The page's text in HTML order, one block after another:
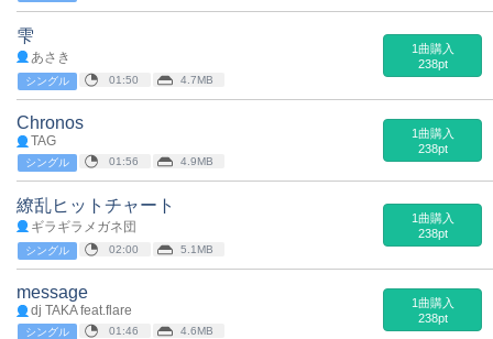
雫
あさき
シングル 01:50 4.7MB
1曲購入
238pt
Chronos
TAG
シングル 01:56 4.9MB
1曲購入
238pt
繚乱ヒットチャート
ギラギラメガネ団
シングル 02:00 5.1MB
1曲購入
238pt
message
dj TAKA feat.flare
シングル 01:46 4.6MB
1曲購入
238pt